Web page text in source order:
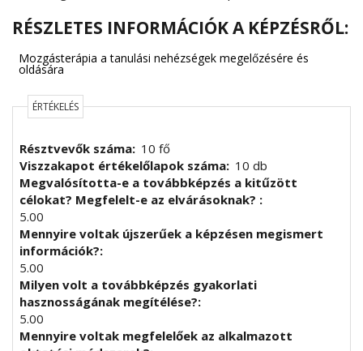
RÉSZLETES INFORMÁCIÓK A KÉPZÉSRŐL:
Mozgásterápia a tanulási nehézségek megelőzésére és
oldására
ÉRTÉKELÉS
Résztvevők száma
10 fő
Viszzakapot értékelőlapok száma
10 db
Megvalósította-e a továbbképzés a kitűzött
célokat? Megfelelt-e az elvárásoknak?
5.00
Mennyire voltak újszerűek a képzésen megismert
információk?
5.00
Milyen volt a továbbképzés gyakorlati
hasznosságának megítélése?
5.00
Mennyire voltak megfelelőek az alkalmazott